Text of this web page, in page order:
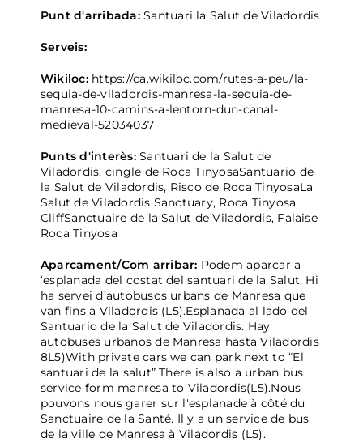
Punt d'arribada:Santuari la Salut de Viladordis
Serveis:
Wikiloc: https://ca.wikiloc.com/rutes-a-peu/la-
sequia-de-viladordis-manresa-la-sequia-de-
manresa-10-camins-a-lentorn-dun-canal-
medieval-52034037
Punts d'interès:Santuari de la Salut de
Viladordis, cingle de Roca TinyosaSantuario de
la Salut de Viladordis, Risco de Roca TinyosaLa
Salut de Viladordis Sanctuary, Roca Tinyosa
CliffSanctuaire de la Salut de Viladordis, Falaise
Roca Tinyosa
Aparcament/Com arribar: Podem aparcar a
‘esplanada del costat del santuari de la Salut. Hi
ha servei d’autobusos urbans de Manresa que
van fins a Viladordis (L5).Esplanada al lado del
Santuario de la Salut de Viladordis. Hay
autobuses urbanos de Manresa hasta Viladordis
8L5)With private cars we can park next to “El
santuari de la salut” There is also a urban bus
service form manresa to Viladordis(L5).Nous
pouvons nous garer sur l'esplanade à côté du
Sanctuaire de la Santé. Il y a un service de bus
de la ville de Manresa à Viladordis (L5).